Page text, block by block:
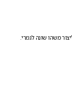
משהו שונה לגמרי.